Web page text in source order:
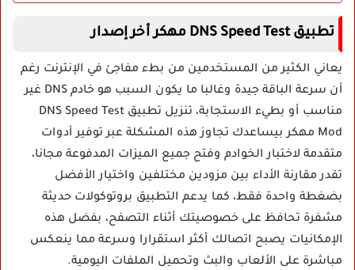
تطبيق DNS Speed Test مهكر أخر إصدار
يعاني الكثير من المستخدمين من بطء مفاجئ في الإنترنت رغم
أن سرعة الباقة جيدة وغالبا ما يكون السبب هو خادم DNS غير
مناسب أو بطيء الاستجابة، تنزيل تطبيق DNS Speed Test
Mod مهكر بيساعدك تجاوز هذه المشكلة عبر توفير أدوات
متقدمة لاختبار الخوادم وفتح جميع الميزات المدفوعة مجانا،
تقدر مقارنة الأداء بين مزودين مختلفين واختيار الأفضل
بضغطة واحدة فقط، كما يدعم التطبيق بروتوكولات حديثة
مشفرة تحافظ على خصوصيتك أثناء التصفح، بفضل هذه
الإمكانيات يصبح اتصالك أكثر استقرارا وسرعة مما ينعكس
مباشرة على الألعاب والبث وتحميل الملفات اليومية.